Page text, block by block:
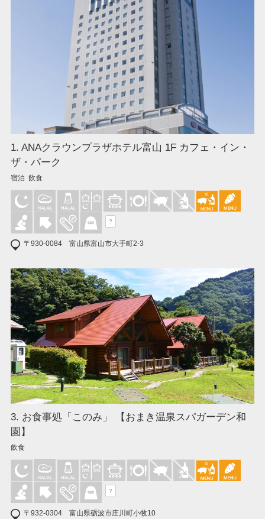
1. ANAクラウンプラザホテル富山 1F カフェ・イン・
ザ・パーク
宿泊 飲食
?
〒930-0084 富山県富山市大手町2-3
3. お食事処「このみ」 【おまき温泉スパガーデン和
園】
飲食
?
〒932-0304 富山県砺波市庄川町小牧10